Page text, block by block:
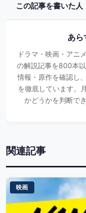
この記事を書いた人
あら
ドラマ・映画・アニ
の解説記事を800本
情報・原作を確認し
を徹底しています。
かどうかを判断で
関連記事
映画